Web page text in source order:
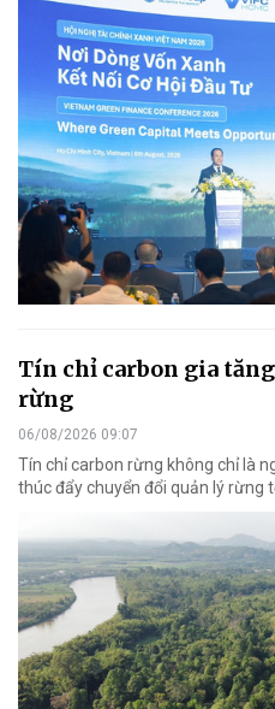
Tín chỉ carbon gia
rừng
06/08/2026 09:07
Tín chỉ carbon rừng không chỉ là
thúc đẩy chuyển đổi quản lý rừng